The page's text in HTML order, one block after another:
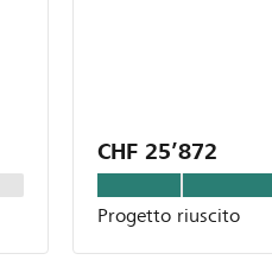
CHF 25’872
Progetto riuscito